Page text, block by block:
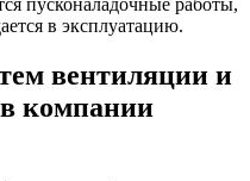
в эксплуатацию.
вентиляции и
компании